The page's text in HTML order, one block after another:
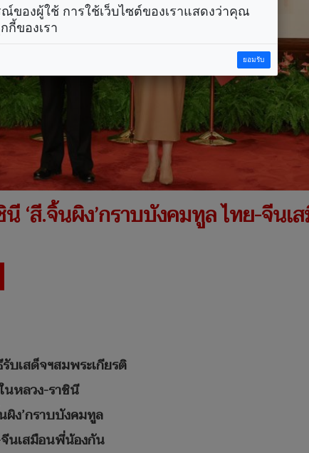
‘สี.จิ้นผิง’กราบบังคมทูล ไทย-จีน
บเสด็จฯสมพระเกียรติ
ในหลวง-ราชินี
ผิง’กราบบังคมทูล
นเสมือนพี่น้องกัน
ของผู้ใช้ การใช้เว็บไซต์ของเราแสดงว่าคุณ
ของเรา
ยอมรับ